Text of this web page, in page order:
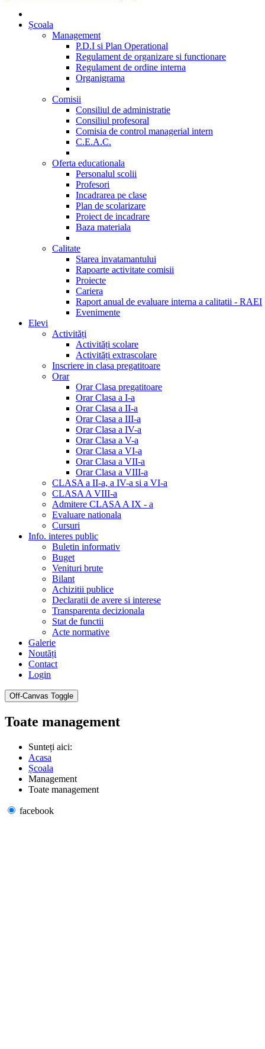
Școala
Management
P.D.I si Plan Operational
Regulament de organizare si functionare
Regulament de ordine interna
Organigrama
Comisii
Consiliul de administratie
Consiliul profesoral
Comisia de control managerial intern
C.E.A.C.
Oferta educationala
Personalul scolii
Profesori
Incadrarea pe clase
Plan de scolarizare
Proiect de incadrare
Baza materiala
Calitate
Starea invatamantului
Rapoarte activitate comisii
Proiecte
Cariera
Raport anual de evaluare interna a calitatii - RAEI
Evenimente
Elevi
Activități
Activități scolare
Activități extrascolare
Inscriere in clasa pregatitoare
Orar
Orar Clasa pregatitoare
Orar Clasa a I-a
Orar Clasa a II-a
Orar Clasa a III-a
Orar Clasa a IV-a
Orar Clasa a V-a
Orar Clasa a VI-a
Orar Clasa a VII-a
Orar Clasa a VIII-a
CLASA a II-a, a IV-a si a VI-a
CLASA A VIII-a
Admitere CLASA A IX - a
Evaluare nationala
Cursuri
Info. interes public
Buletin informativ
Buget
Venituri brute
Bilant
Achizitii publice
Declaratii de avere si interese
Transparenta decizionala
Stat de functii
Acte normative
Galerie
Noutăți
Contact
Login
Off-Canvas Toggle
Toate management
Sunteți aici:
Acasa
Școala
Management
Toate management
facebook